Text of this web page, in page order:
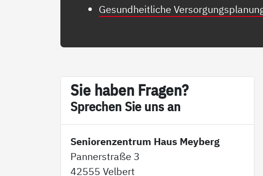
Gesundheitliche
Sie ha­ben Fra­gen?
Sp­re­chen Sie uns an
Seniorenzentrum Haus Meyberg
Pannerstraße 3
42555 Velbert